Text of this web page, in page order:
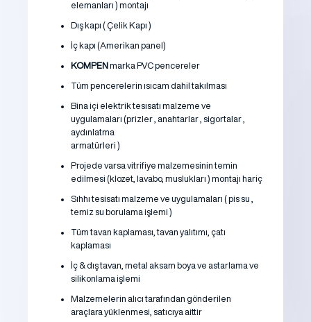
elemanları ) montajı
Dış kapı ( Çelik Kapı )
İç kapı (Amerikan panel)
KOMPENmarka PVC pencereler
Tüm pencerelerin ısıcam dahil takılması
Bina içi elektrik tesısatı malzeme ve
uygulamaları (prizler , anahtarlar , sigortalar ,
aydınlatma
armatürleri )
Projede varsa vitrifiye malzemesinin temin
edilmesi (klozet, lavabo, muslukları ) montajı hariç
Sıhhı tesisatı malzeme ve uygulamaları ( pis su ,
temiz su borulama işlemi )
Tüm tavan kaplaması, tavan yalıtımı, çatı
kaplaması
İç & dış tavan, metal aksam boya ve astarlama ve
silikonlama işlemi
Malzemelerin alıcı tarafından gönderilen
araçlara yüklenmesi, satıcıya aittir